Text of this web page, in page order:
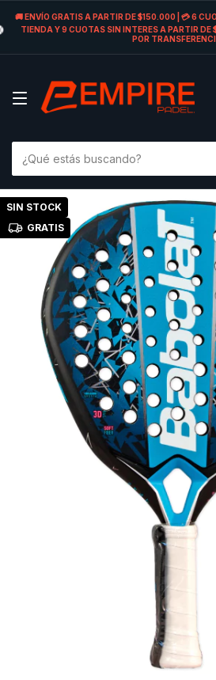
🚚 ENVÍO GRATIS A PARTIR DE $150.000 | 💳 6
TIENDA Y 9 CUOTAS SIN INTERES A PARTIR
POR
SIN STOCK
GRATIS